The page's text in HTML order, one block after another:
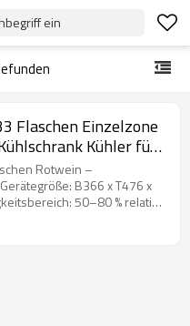
ein
Flaschen Einzelzone
Kühler für
Rotwein –
B366 x T476 x
50–80 % relative